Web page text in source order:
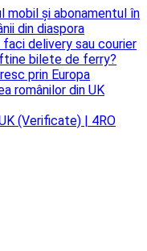
mobil și abonamentul în
din diaspora
faci delivery sau courier
bilete de ferry?
prin Europa
românilor din UK
(Verificate) | 4RO